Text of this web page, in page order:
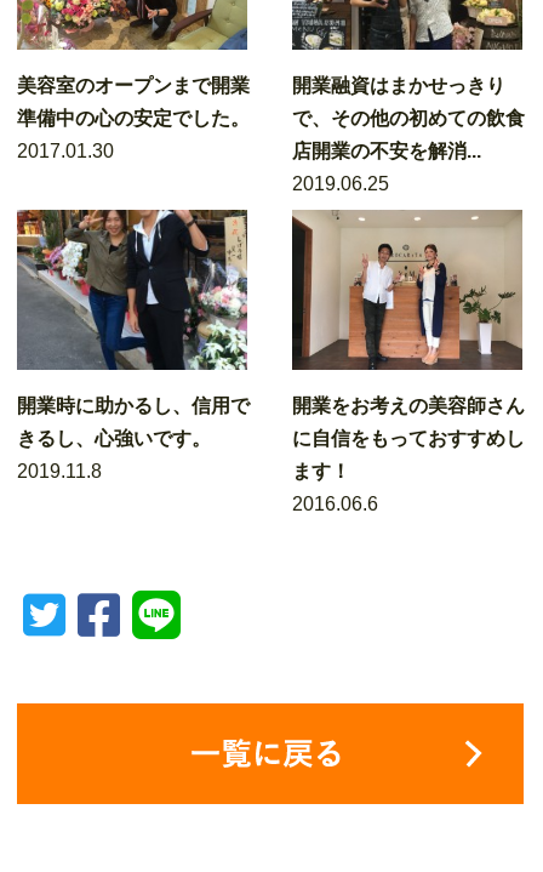
美容室のオープンまで開業
準備中の心の安定でした。
2017.01.30
開業融資はまかせっきり
で、その他の初めての飲食
店開業の不安を解消...
2019.06.25
開業時に助かるし、信用で
きるし、心強いです。
2019.11.8
開業をお考えの美容師さん
に自信をもっておすすめし
ます！
2016.06.6